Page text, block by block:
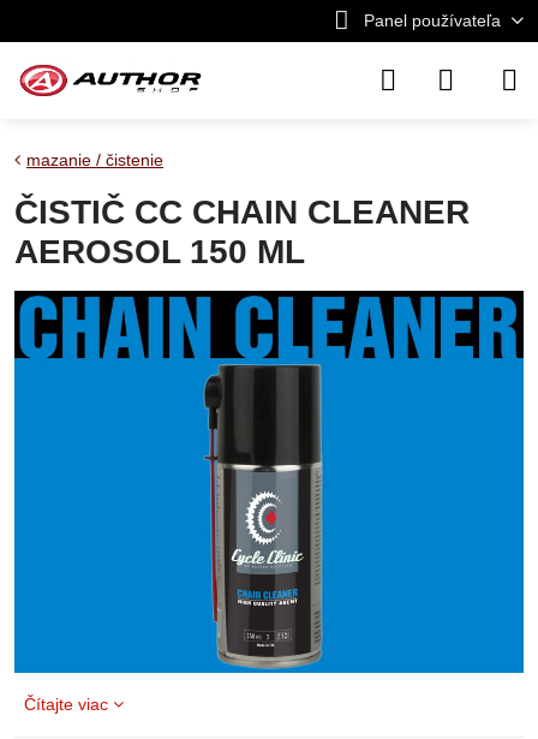
Panel používateľa
mazanie / čistenie
ČISTIČ CC CHAIN CLEANER
AEROSOL 150 ML
Čítajte viac